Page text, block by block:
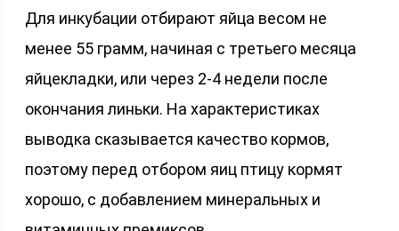
Для инкубации отбирают яйца весом не
менее 55 грамм, начиная с третьего месяца
яйцекладки, или через 2-4 недели после
окончания линьки. На характеристиках
выводка сказывается качество кормов,
поэтому перед отбором яиц птицу кормят
хорошо, с добавлением минеральных и